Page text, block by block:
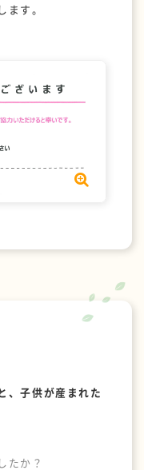
す。
、子供が産まれた
たか？